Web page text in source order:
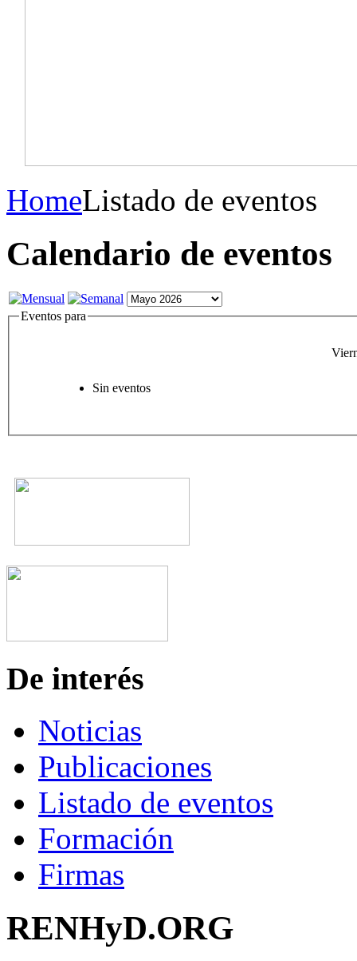
HomeListado de eventos
Calendario de eventos
Eventos para
Sin eventos
De interés
Noticias
Publicaciones
Listado de eventos
Formación
Firmas
RENHyD.ORG